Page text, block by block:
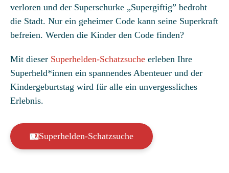
von 5,
basierend
auf
Kundenbew
ertungen
verloren und der Superschurke „Supergiftig” bedroht
die Stadt. Nur ein geheimer Code kann seine Superkraft
befreien. Werden die Kinder den Code finden?
Mit dieser Superhelden-Schatzsuche erleben Ihre
Superheld*innen ein spannendes Abenteuer und der
Kindergeburtstag wird für alle ein unvergessliches
Erlebnis.
Superhelden-Schatzsuche